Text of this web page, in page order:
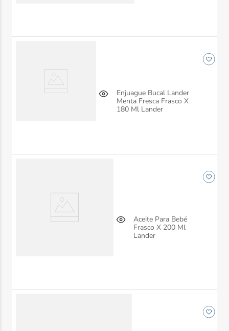
Enjuague Bucal Lander
Menta Fresca Frasco X
180 Ml Lander
Aceite Para Bebé
Frasco X 200 Ml
Lander